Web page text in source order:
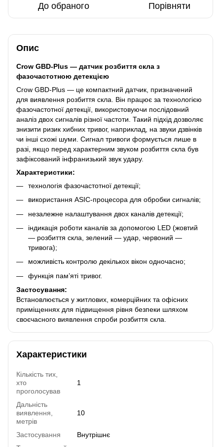
До обраного Порівняти
Опис
Crow GBD-Plus — датчик розбиття скла з
фазочастотною детекцією
Crow GBD-Plus — це компактний датчик, призначений
для виявлення розбиття скла. Він працює за технологією
фазочастотної детекції, використовуючи послідовний
аналіз двох сигналів різної частоти. Такий підхід дозволяє
знизити ризик хибних тривог, наприклад, на звуки дзвінків
чи інші схожі шуми. Сигнал тривоги формується лише в
разі, якщо перед характерним звуком розбиття скла був
зафіксований інфранизький звук удару.
Характеристики:
технологія фазочастотної детекції;
використання ASIC-процесора для обробки сигналів;
незалежне налаштування двох каналів детекції;
індикація роботи каналів за допомогою LED (жовтий
— розбиття скла, зелений — удар, червоний —
тривога);
можливість контролю декількох вікон одночасно;
функція пам’яті тривог.
Застосування:
Встановлюється у житлових, комерційних та офісних
приміщеннях для підвищення рівня безпеки шляхом
своєчасного виявлення спроби розбиття скла.
Характеристики
Кількість тих,
хто
проголосував
1
Дальність
виявлення,
метрів
10
Застосування
Внутрішнє